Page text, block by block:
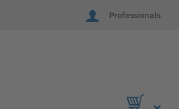
Professionals